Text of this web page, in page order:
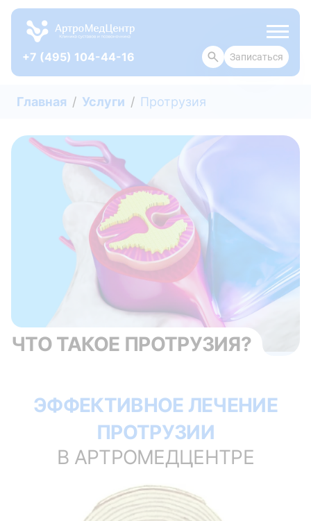
+7 (495) 104-44-16 Записаться
Главная
Услуги Протрузия
ЧТО ТАКОЕ ПРОТРУЗИЯ?
ЭФФЕКТИВНОЕ ЛЕЧЕНИЕ
ПРОТРУЗИИ
В АРТРОМЕДЦЕНТРЕ